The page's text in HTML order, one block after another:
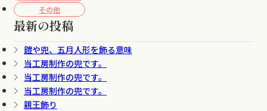
その他
最新の投稿
鎧や兜、五月人形を飾る意味
当工房制作の兜です。
当工房制作の兜です。
当工房制作の兜です。
親王飾り